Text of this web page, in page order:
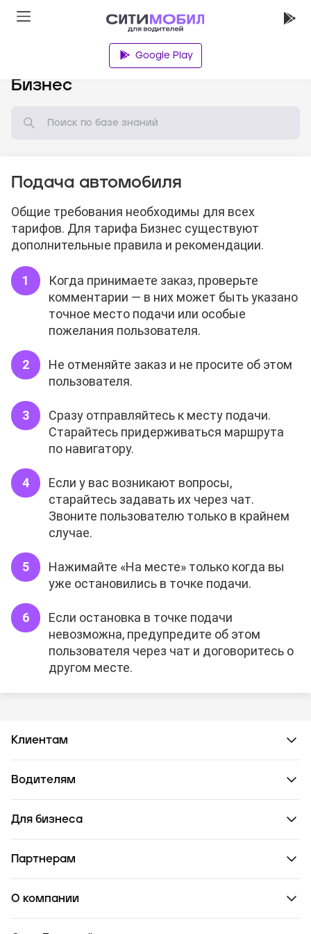
Google Play
Бизнес
Подача автомобиля
Общие требования необходимы для всех
тарифов. Для тарифа Бизнес существуют
дополнительные правила и рекомендации.
Когда принимаете заказ, проверьте
комментарии — в них может быть указано
точное место подачи или особые
пожелания пользователя.
Не отменяйте заказ и не просите об этом
пользователя.
Сразу отправляйтесь к месту подачи.
Старайтесь придерживаться маршрута
по навигатору.
Если у вас возникают вопросы,
старайтесь задавать их через чат.
Звоните пользователю только в крайнем
случае.
Нажимайте «На месте» только когда вы
уже остановились в точке подачи.
Если остановка в точке подачи
невозможна, предупредите об этом
пользователя через чат и договоритесь о
другом месте.
Клиентам
Водителям
Для бизнеса
Партнерам
О компании